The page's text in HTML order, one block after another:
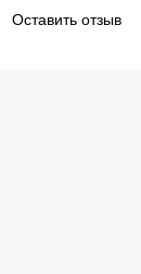
Оставить отзыв